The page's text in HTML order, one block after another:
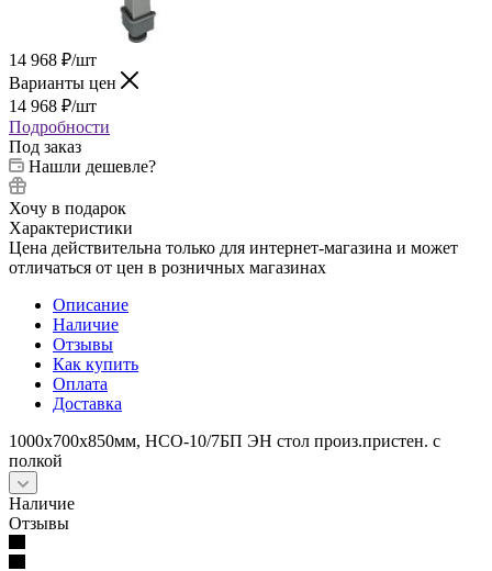
14 968 ₽/шт
Варианты цен
14 968 ₽/шт
Подробности
Под заказ
Нашли дешевле?
Хочу в подарок
Характеристики
Цена действительна только для интернет-магазина и может
отличаться от цен в розничных магазинах
Описание
Наличие
Отзывы
Как купить
Оплата
Доставка
1000х700х850мм, НСО-10/7БП ЭН стол произ.пристен. с
полкой
Наличие
Отзывы